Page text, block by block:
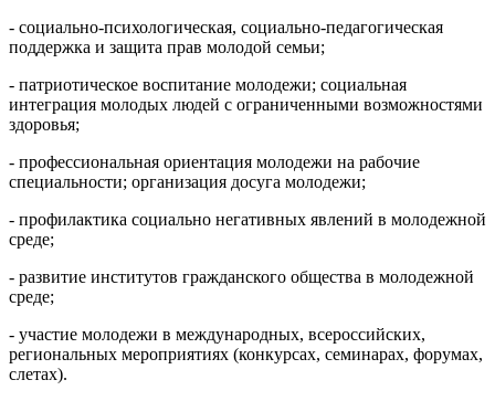
- социально-психологическая, социально-педагогическая
поддержка и защита прав молодой семьи;
- патриотическое воспитание молодежи; социальная
интеграция молодых людей с ограниченными возможностями
здоровья;
- профессиональная ориентация молодежи на рабочие
специальности; организация досуга молодежи;
- профилактика социально негативных явлений в молодежной
среде;
- развитие институтов гражданского общества в молодежной
среде;
- участие молодежи в международных, всероссийских,
региональных мероприятиях (конкурсах, семинарах, форумах,
слетах).